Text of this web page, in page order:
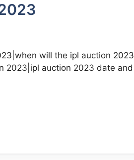
will the ipl auction 2023
2023|ipl auction 2023 date and